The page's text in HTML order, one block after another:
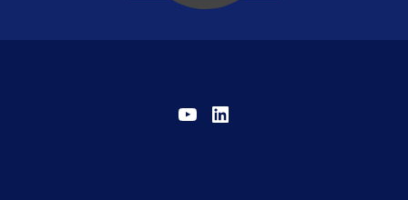
YouTube LinkedIn